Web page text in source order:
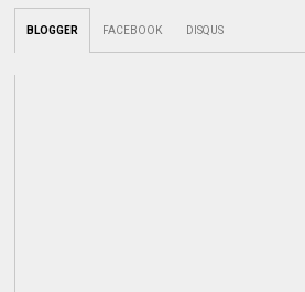
BLOGGER FACEBOOK DISQUS